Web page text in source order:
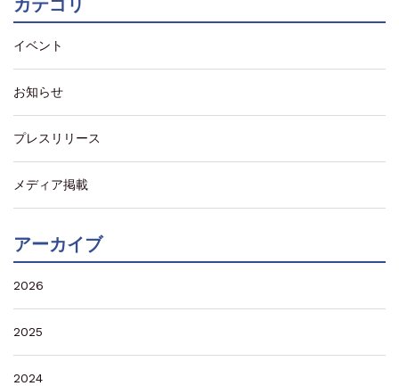
カテゴリ
イベント
お知らせ
プレスリリース
メディア掲載
アーカイブ
2026
2025
2024